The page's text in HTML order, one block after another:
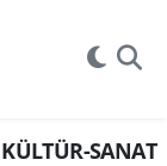
KÜLTÜR-SANAT